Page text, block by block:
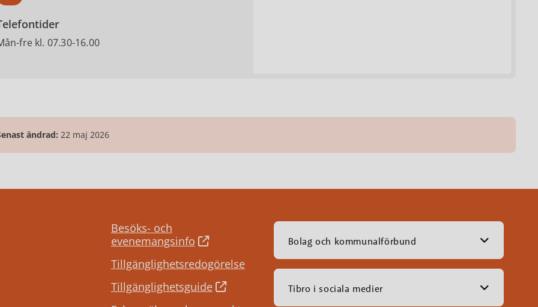
fre kl. 07.30-16.00
ändrad: 22 maj 2026
Besöks- och
evenemangsinfo
Tillgänglighetsredogörelse
Tillgänglighetsguide
Bolag och kommunalförbund
Tibro i sociala medier